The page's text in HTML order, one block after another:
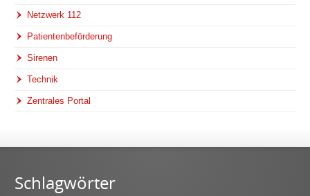
Netzwerk 112
Patientenbeförderung
Sirenen
Technik
Zentrales Portal
Schlagwörter